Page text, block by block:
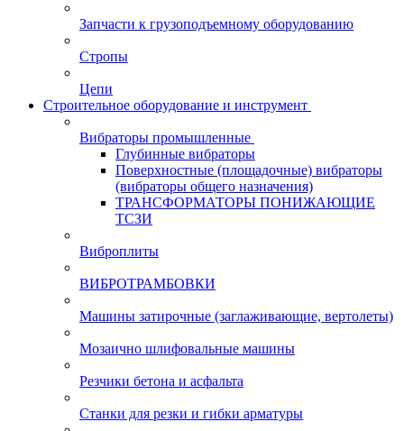
Запчасти к грузоподъемному оборудованию
Стропы
Цепи
Строительное оборудование и инструмент
Вибраторы промышленные
Глубинные вибраторы
Поверхностные (площадочные) вибраторы
(вибраторы общего назначения)
ТРАНСФОРМАТОРЫ ПОНИЖАЮЩИЕ
ТСЗИ
Виброплиты
ВИБРОТРАМБОВКИ
Машины затирочные (заглаживающие, вертолеты)
Мозаично шлифовальные машины
Резчики бетона и асфальта
Станки для резки и гибки арматуры